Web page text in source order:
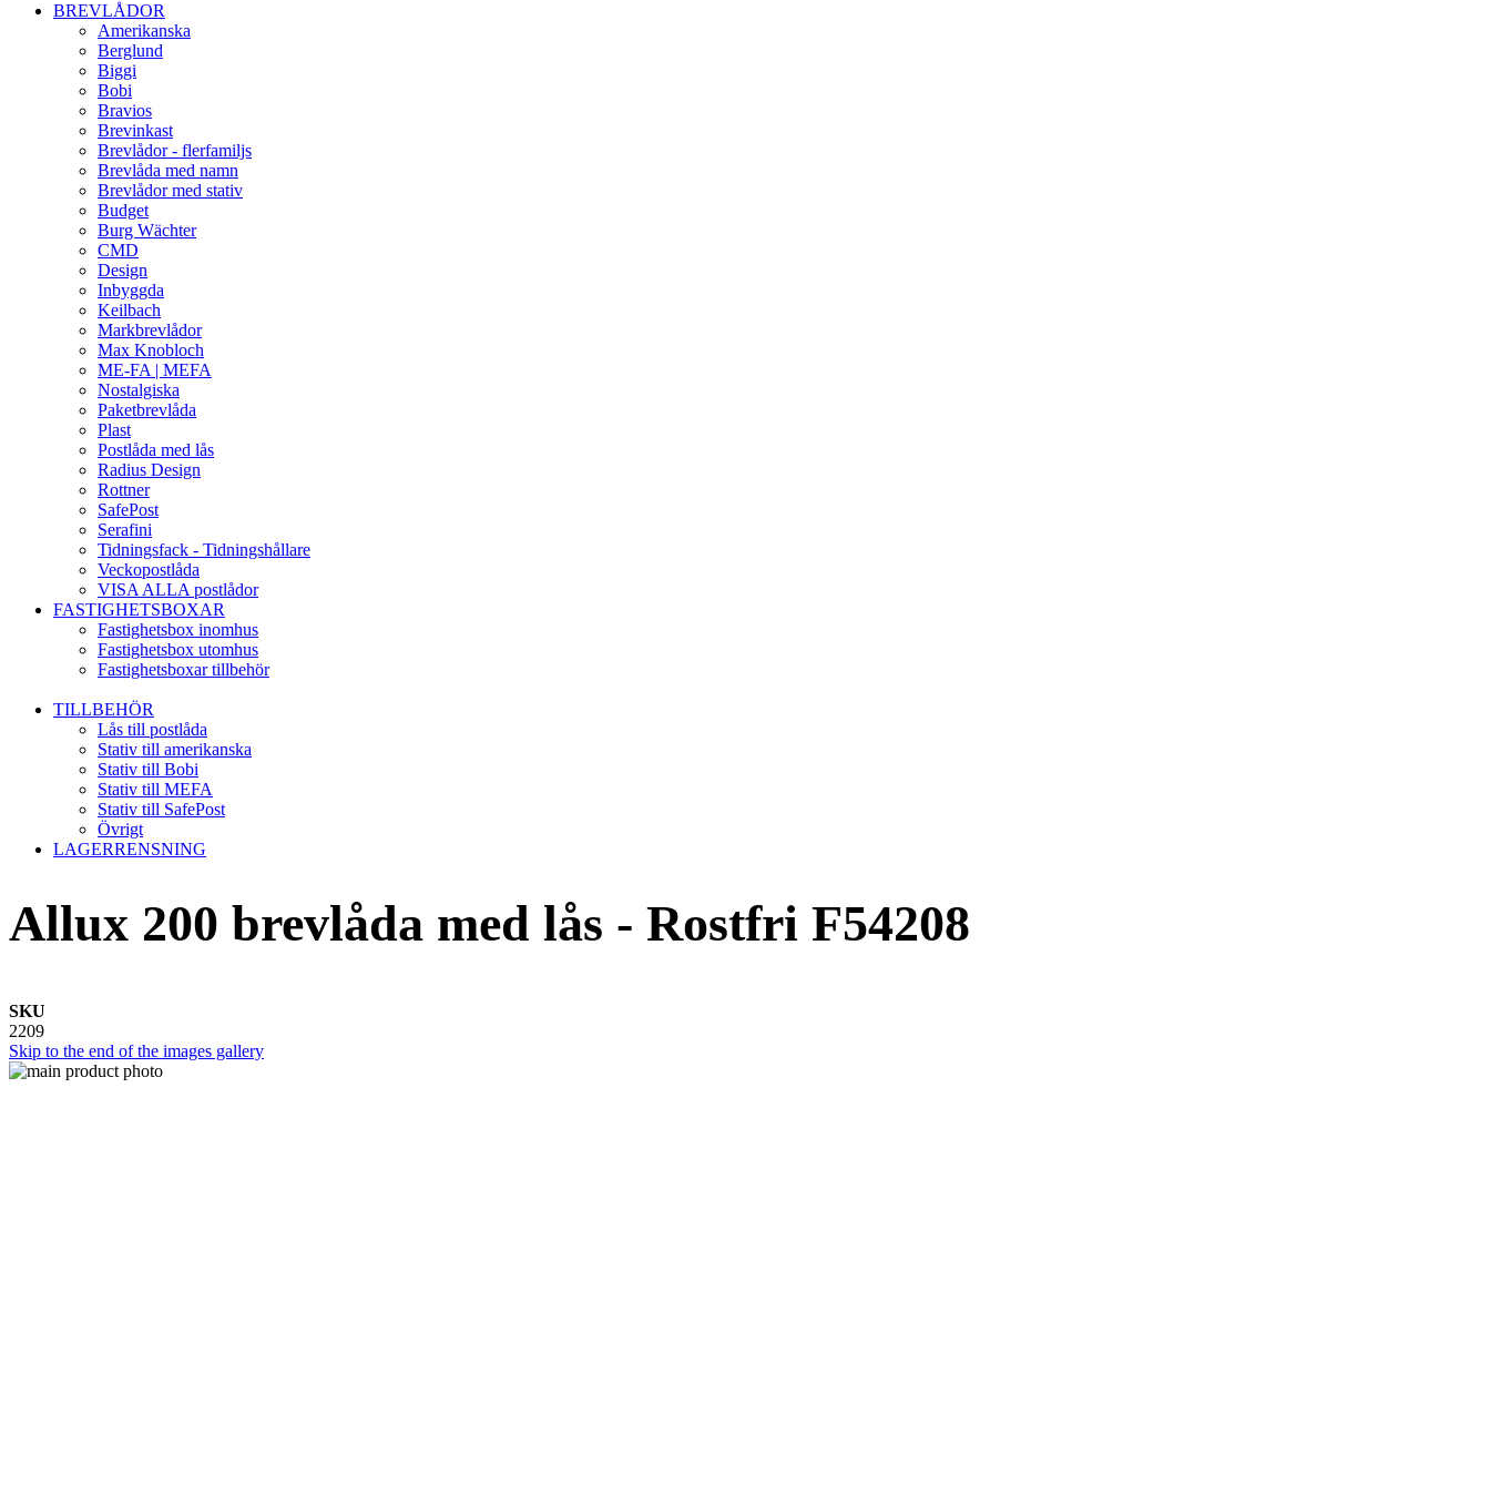
BREVLÅDOR
Amerikanska
Berglund
Biggi
Bobi
Bravios
Brevinkast
Brevlådor - flerfamiljs
Brevlåda med namn
Brevlådor med stativ
Budget
Burg Wächter
CMD
Design
Inbyggda
Keilbach
Markbrevlådor
Max Knobloch
ME-FA | MEFA
Nostalgiska
Paketbrevlåda
Plast
Postlåda med lås
Radius Design
Rottner
SafePost
Serafini
Tidningsfack - Tidningshållare
Veckopostlåda
VISA ALLA postlådor
FASTIGHETSBOXAR
Fastighetsbox inomhus
Fastighetsbox utomhus
Fastighetsboxar tillbehör
TILLBEHÖR
Lås till postlåda
Stativ till amerikanska
Stativ till Bobi
Stativ till MEFA
Stativ till SafePost
Övrigt
LAGERRENSNING
Allux 200 brevlåda med lås - Rostfri F54208
SKU
2209
Skip to the end of the images gallery